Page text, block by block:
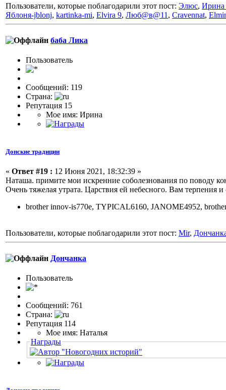
Пользователи, которые поблагодарили этот пост: Элюс, Ирина
Яблоня-jblonj, kartinka-mi, Elvira 9, Люб@в@11 , Cravennat,
баба Лика
Пользовaтeль
Сообщений: 119
Страна:
Репутация 15
Мое имя: Ирина
Донские традиции
« Ответ #19 : 12 Июня 2021, 18:32:39 »
Наташа. примите мои искренние соболезнования по поводу
Очень тяжелая утрата. Царствия ей небесного. Вам терпения и
brother innov-is770e, TYPICAL6160, JANOME4952,
Пользователи, которые поблагодарили этот пост: Mir,
Дончанка
Пользовaтeль
Сообщений: 761
Страна:
Репутация 114
Мое имя: Наталья
Награды